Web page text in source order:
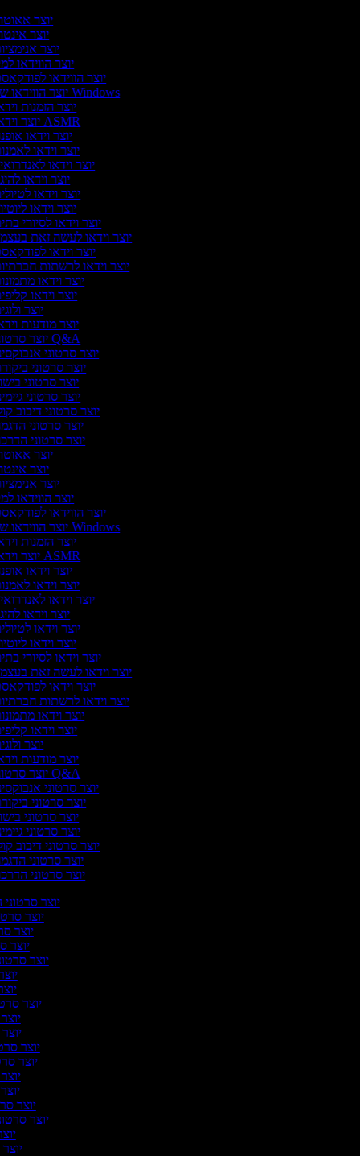
יוצר
יוצר
יוצר
יוצר הווידאו
יוצר הווידאו
יוצר הווידאו של Windows
יוצר הזמנות
יוצר וידאו ASMR
יוצר וידאו
יוצר וידאו
יוצר וידאו
יוצר וידאו
יוצר וידאו
יוצר וידאו
יוצר וידאו לסיורי
יוצר וידאו לעשה זאת
יוצר וידאו
יוצר וידאו לרשתות
יוצר וידאו
יוצר וידאו
יוצר
יוצר מודעות
יוצר סרטוני Q&A
יוצר סרטוני
יוצר סרטוני
יוצר סרטוני
יוצר סרטוני
יוצר סרטוני דיבוב
יוצר סרטוני
יוצר סרטוני
יוצר
יוצר
יוצר
יוצר הווידאו
יוצר הווידאו
יוצר הווידאו של Windows
יוצר הזמנות
יוצר וידאו ASMR
יוצר וידאו
יוצר וידאו
יוצר וידאו
יוצר וידאו
יוצר וידאו
יוצר וידאו
יוצר וידאו לסיורי
יוצר וידאו לעשה זאת
יוצר וידאו
יוצר וידאו לרשתות
יוצר וידאו
יוצר וידאו
יוצר
יוצר מודעות
יוצר סרטוני Q&A
יוצר סרטוני
יוצר סרטוני
יוצר סרטוני
יוצר סרטוני
יוצר סרטוני דיבוב
יוצר סרטוני
יוצר סרטוני
יוצר
יוצר
יוצר
יוצר
יוצר
יוצר
יוצר
יוצר
יוצר
יוצר
יוצר